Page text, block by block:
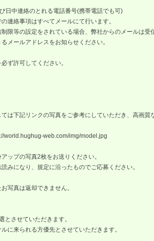
日中連絡のとれる電話番号(携帯電話でも可)
絡事項はすべてメールにて行います。
の設定をされている場合、弊社からのメールは受信
ールアドレスをお知らせください。
許可してください。
下記リンクの写真をご参考にしていただき、高画質
web.com/img/model.jpg
プの写真2枚をお送りください。
なり、規定に沿ったものでご応募ください。
真は返却できません。
とさせていただきます。
に来られる方優先とさせていただきます。